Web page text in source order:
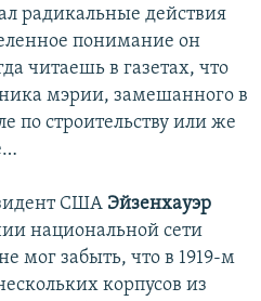
радикальные действия
понимание он
читаешь в газетах, что
мэрии, замешанного в
по строительству или же
США Эйзенхауэр
национальной сети
мог забыть, что в 1919-м
корпусов из